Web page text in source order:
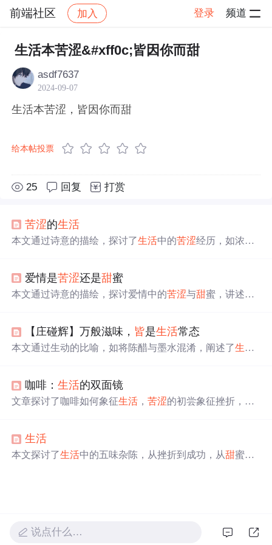
前端社区 加入 登录 频道
社区 前端社区 感慨 帖子详情
生活本苦涩&#xff0c;皆因你而甜
asdf7637
2024-09-07
生活本苦涩，皆因你而甜
给本帖投票
25 回复 打赏
苦涩的生活
本文通过诗意的描绘，探讨了生活中的苦涩经历，如浓茶
迈进。
爱情是苦涩还是甜蜜
本文通过诗意的描绘，探讨爱情中的苦涩与甜蜜，讲述主
【庄碰辉】万般滋味， 皆是生活常态
本文通过生动的比喻，如将陈醋与墨水混淆，阐述了生活
其中的甘 甜。
咖啡：生活的双面镜
文章探讨了咖啡如何象征生活 ，苦涩的初尝象征挫折，醇
生活
本文探讨了生活中的五味杂陈，从挫折到成功，从甜蜜的
说点什么…